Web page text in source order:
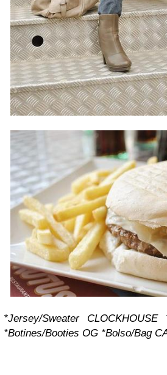
*Jersey/Sweater CLOCKHOUSE
*Botines/Booties OG *Bolso/Bag